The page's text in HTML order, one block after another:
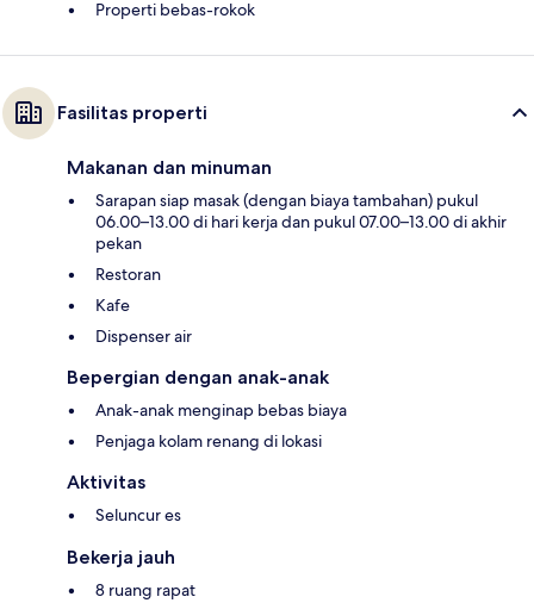
Properti bebas-rokok
Fasilitas properti
Makanan dan minuman
Sarapan siap masak (dengan biaya tambahan) pukul
06.00–13.00 di hari kerja dan pukul 07.00–13.00 di akhir
pekan
Restoran
Kafe
Dispenser air
Bepergian dengan anak-anak
Anak-anak menginap bebas biaya
Penjaga kolam renang di lokasi
Aktivitas
Seluncur es
Bekerja jauh
8 ruang rapat